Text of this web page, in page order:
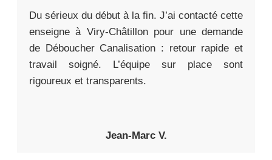
Du sérieux du début à la fin. J’ai contacté cette
enseigne à Viry-Châtillon pour une demande
de Déboucher Canalisation : retour rapide et
travail soigné. L’équipe sur place sont
rigoureux et transparents.
Jean-Marc V.